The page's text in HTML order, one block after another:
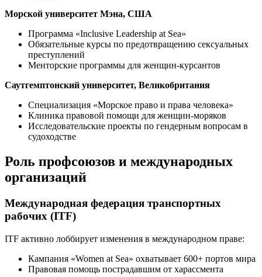
Морской университет Мэна, США
Программа «Inclusive Leadership at Sea»
Обязательные курсы по предотвращению сексуальных
преступлений
Менторские программы для женщин-курсантов
Саутгемптонский университет, Великобритания
Специализация «Морское право и права человека»
Клиника правовой помощи для женщин-моряков
Исследовательские проекты по гендерным вопросам в
судоходстве
Роль профсоюзов и международных
организаций
Международная федерация транспортных
рабочих (ITF)
ITF активно лоббирует изменения в международном праве:
Кампания «Women at Sea» охватывает 600+ портов мира
Правовая помощь пострадавшим от харассмента